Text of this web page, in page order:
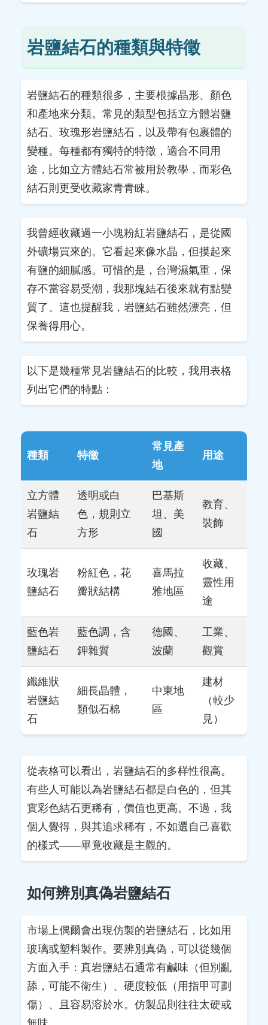
岩鹽結石的種類與特徵
岩鹽結石的種類很多，主要根據晶形、顏色
和產地來分類。常見的類型包括立方體岩鹽
結石、玫瑰形岩鹽結石，以及帶有包裹體的
變種。每種都有獨特的特徵，適合不同用
途，比如立方體結石常被用於教學，而彩色
結石則更受收藏家青青睞。
我曾經收藏過一小塊粉紅岩鹽結石，是從國
外礦場買來的。它看起來像水晶，但摸起來
有鹽的細膩感。可惜的是，台灣濕氣重，保
存不當容易受潮，我那塊結石後來就有點變
質了。這也提醒我，岩鹽結石雖然漂亮，但
保養得用心。
以下是幾種常見岩鹽結石的比較，我用表格
列出它們的特點：
種類 特徵
常見產
地
用途
立方體
岩鹽結
石
透明或白
色，規則立
方形
巴基斯
坦、美
國
教育、
裝飾
玫瑰岩
鹽結石
粉紅色，花
瓣狀結構
喜馬拉
雅地區
收藏、
靈性用
途
藍色岩
鹽結石
藍色調，含
鉀雜質
德國、
波蘭
工業、
觀賞
纖維狀
岩鹽結
石
細長晶體，
類似石棉
中東地
區
建材
（較少
見）
從表格可以看出，岩鹽結石的多样性很高。
有些人可能以為岩鹽結石都是白色的，但其
實彩色結石更稀有，價值也更高。不過，我
個人覺得，與其追求稀有，不如選自己喜歡
的樣式——畢竟收藏是主觀的。
如何辨別真偽岩鹽結石
市場上偶爾會出現仿製的岩鹽結石，比如用
玻璃或塑料製作。要辨別真偽，可以從幾個
方面入手：真岩鹽結石通常有鹹味（但別亂
舔，可能不衛生）、硬度較低（用指甲可劃
傷）、且容易溶於水。仿製品則往往太硬或